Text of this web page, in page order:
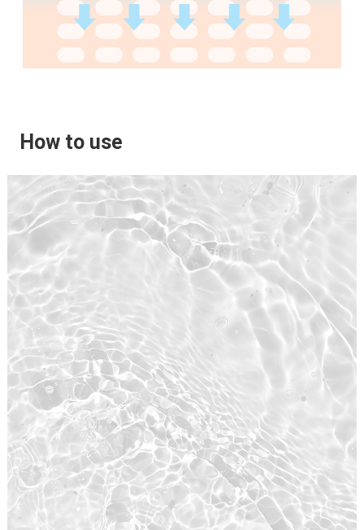
How to use